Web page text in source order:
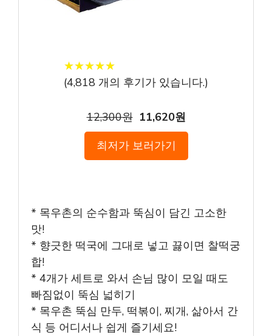
★★★★★
★★★★★
(4,818 개의 후기가 있습니다.)
12,300원 11,620원
최저가 보러가기
* 목우촌의 순수함과 뚝심이 담긴 고소한
맛!
* 향긋한 떡국에 그대로 넣고 끓이면 찰떡궁
합!
* 4개가 세트로 와서 손님 많이 모일 때도
빠짐없이 뚝심 넓히기
* 목우촌 뚝심 만두, 떡볶이, 찌개, 삶아서 간
식 등 어디서나 쉽게 즐기세요!